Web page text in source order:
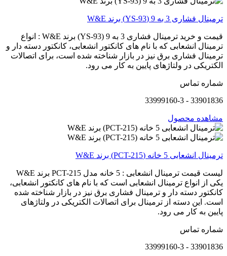
ترمینال فشاری 3 به 9 (YS-93) برند W&E
قیمت و خرید ترمینال فشاری 3 به 9 (YS-93) برند W&E : انواع
ترمینال انشعابی که با نام های کانکتور انشعابی، کانکتور دسته دار و
ترمینال فشاری برق نیز در بازار شناخته شده است، برای اتصالات
الکتریکی در ولتاژهای پایین به کار می رود.
شماره تماس
33901836 - 33999160-3
مشاهده محصول
ترمینال انشعابی 5 خانه (PCT-215) برند W&E
لیست قیمت ترمینال انشعابی : 5 خانه مدل PCT-215 برند W&E
یکی از انواع ترمینال انشعابی است که با نام های کانکتور انشعابی،
کانکتور دسته دار و ترمینال فشاری برق نیز در بازار شناخته شده
است. این دسته از ترمینال برای اتصالات الکتریکی در ولتاژهای
پایین به کار می رود.
شماره تماس
33901836 - 33999160-3